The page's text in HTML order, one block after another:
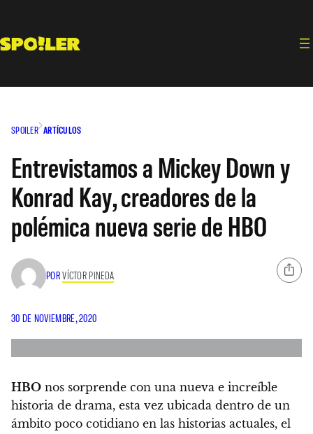
contenido
SPOILER ARTÍCULOS
Entrevistamos a Mickey Down y
Konrad Kay, creadores de la
polémica nueva serie de HBO
PORVÍCTOR PINEDA
30 DE NOVIEMBRE, 2020
HBO nos sorprende con una nueva e increíble
historia de drama, esta vez ubicada dentro de un
ámbito poco cotidiano en las historias actuales, el